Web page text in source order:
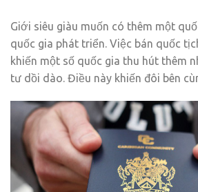
Giới siêu giàu muốn có thêm một
quốc gia phát triển. Việc bán quốc
khiến một số quốc gia thu hút thêm
tư dồi dào. Điều này khiến đôi bên